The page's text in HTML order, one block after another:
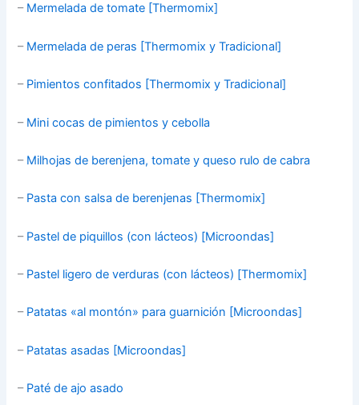
– Mermelada de tomate [Thermomix]
– Mermelada de peras [Thermomix y Tradicional]
– Pimientos confitados [Thermomix y Tradicional]
– Mini cocas de pimientos y cebolla
– Milhojas de berenjena, tomate y queso rulo de cabra
– Pasta con salsa de berenjenas [Thermomix]
– Pastel de piquillos (con lácteos) [Microondas]
– Pastel ligero de verduras (con lácteos) [Thermomix]
– Patatas «al montón» para guarnición [Microondas]
– Patatas asadas [Microondas]
– Paté de ajo asado